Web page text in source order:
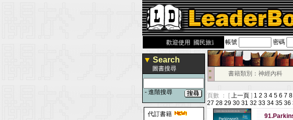
歡迎使用 國民旅遊卡！！ 帳號 密碼
▼ Search
圖書搜尋
- 進階搜尋
代訂書籍
■
■
書籍類別：神經內科
頁數 ： [ 上一頁 ] 1 2 3 4 5 6 7 8
27 28 29 30 31 32 33 34 35 36